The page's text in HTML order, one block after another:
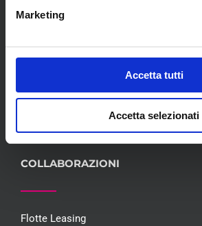
Marketing
Accetta tutti
Accetta selezionati
Meccanica
Convenzioni
Whisteblowing D.Lgs 24/2023
Promozioni
COLLABORAZIONI
Flotte Leasing